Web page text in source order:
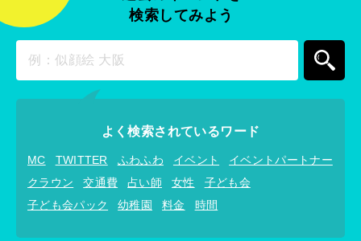
検索してみよう
よく検索されているワード
MC TWITTER ふわふわ イベント
イベントパートナー
クラウン
交通費 占い師 女性
子ども会
子ども会パック
幼稚園 料金 時間